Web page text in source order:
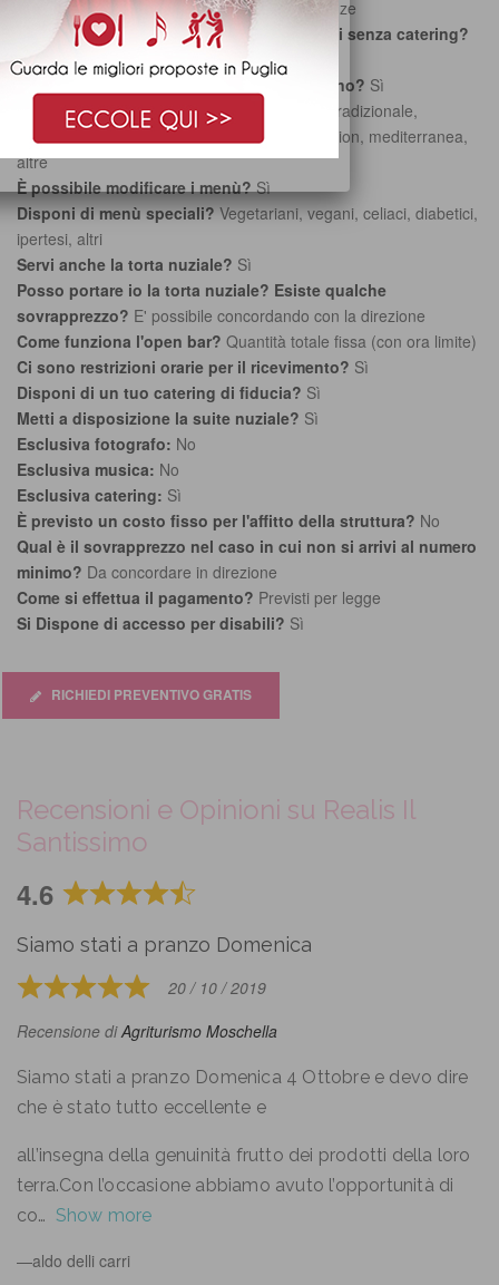
differenziabile sulla base delle vostre preferenze
È possibile affittare solo la sala ricevimenti senza catering?
No
Disponi di un servizio di ristorazione interno? Sì
Che tipo di cucina offre la sala?
Naturale, tradizionale,
regionale, d'autore, internazionale, etnica, fusion, mediterranea,
altre
È possibile modificare i menù?Sì
Disponi di menù speciali?Vegetariani, vegani, celiaci, diabetici,
ipertesi, altri
Servi anche la torta nuziale? Sì
Posso portare io la torta nuziale? Esiste qualche
sovrapprezzo? E' possibile concordando con la direzione
Come funziona l'open bar? Quantità totale fissa (con ora limite)
Ci sono restrizioni orarie per il ricevimento? Sì
Disponi di un tuo catering di fiducia? Sì
Metti a disposizione la suite nuziale? Sì
Esclusiva fotografo: No
Esclusiva musica: No
Esclusiva catering: Sì
È previsto un costo fisso per l'affitto della struttura? No
Qual è il sovrapprezzo nel caso in cui non si arrivi al numero
minimo? Da concordare in direzione
Come si effettua il pagamento? Previsti per legge
Si Dispone di accesso per disabili? Sì
RICHIEDI PREVENTIVO GRATIS
Recensioni e Opinioni su Realis Il
Santissimo
4.6
Rated
out
of
Siamo stati a pranzo Domenica
Rated
5
of
5
20 / 10 / 2019
Recensione diAgriturismo Moschella
Siamo stati a pranzo Domenica 4 Ottobre e devo dire
che è stato tutto eccellente e
all’insegna della genuinità frutto dei prodotti della loro
terra.Con l’occasione abbiamo avuto l’opportunità di
co
Show more
aldo delli carri